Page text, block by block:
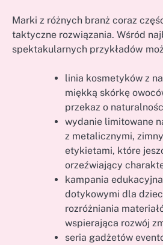
Marki z różnych branż coraz
taktyczne rozwiązania. Wśród
spektakularnych przykładów
linia kosmetyków z
miękką skórkę
przekaz o
wydanie limitowane
z metalicznymi,
etykietami, które
orzeźwiający
kampania
dotykowymi dla
rozróżniania
wspierająca rozwój
seria gadżetów